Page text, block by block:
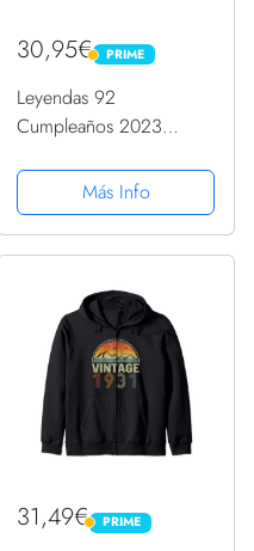
30,95€ PRIME
PRIME
Leyendas 92
Cumpleaños 2023
1931 Sudadera con
Capucha
Más Info
31,49€ PRIME
PRIME